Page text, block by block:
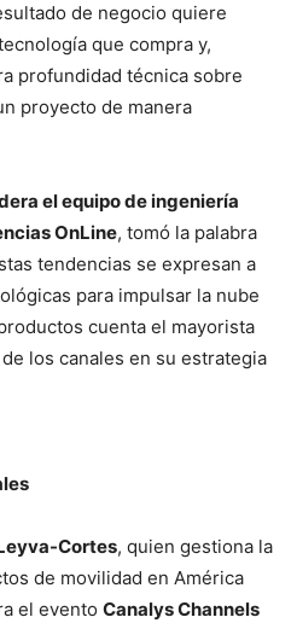
de negocio quiere
que compra y,
profundidad técnica sobre
proyecto de manera
el equipo de ingeniería
OnLine, tomó la palabra
tendencias se expresan a
para impulsar la nube
cuenta el mayorista
los canales en su estrategia
Cortes, quien gestiona la
de movilidad en América
el evento Canalys Channels